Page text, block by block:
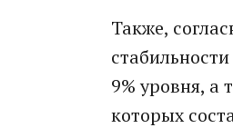
Также,
9% уровня, а
которых